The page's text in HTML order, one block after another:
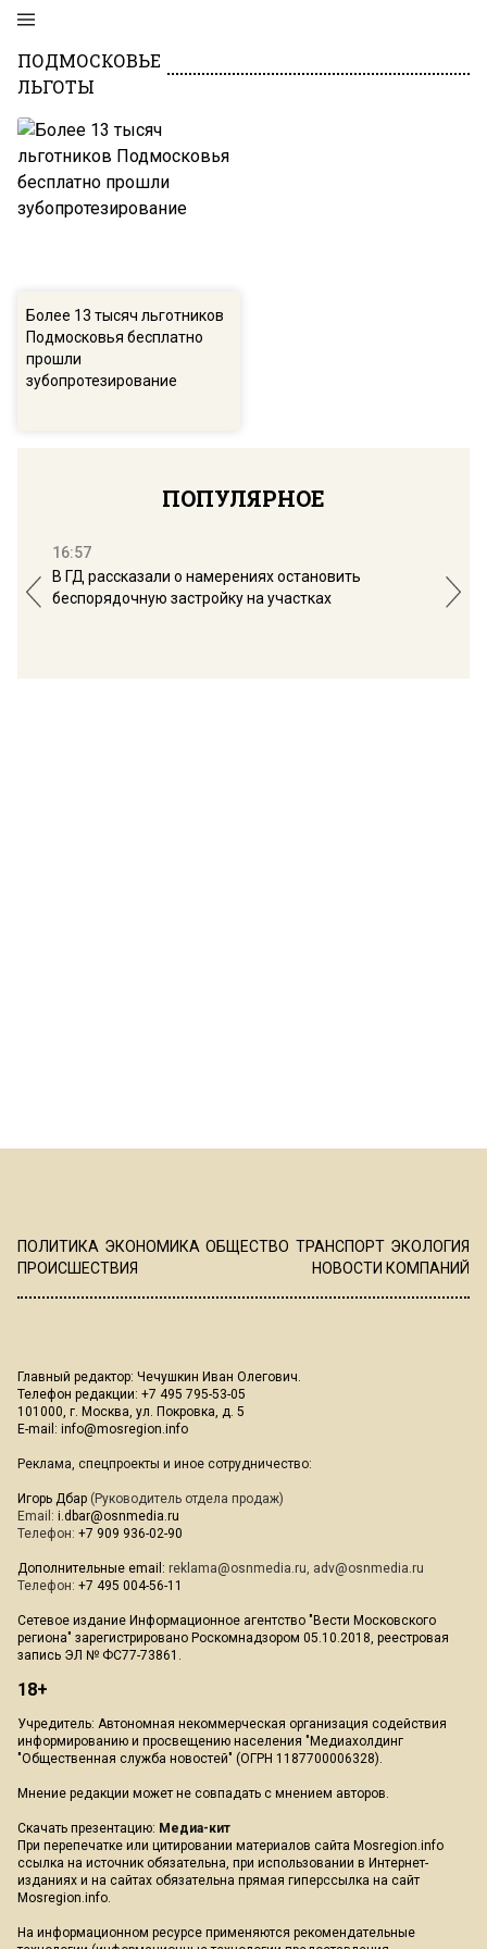
ПОДМОСКОВЬЕ
ЛЬГОТЫ
Более 13 тысяч льготников
Подмосковья бесплатно
прошли
зубопротезирование
ПОПУЛЯРНОЕ
16:57
В ГД рассказали о намерениях остановить
беспорядочную застройку на участках
ПОЛИТИКА ЭКОНОМИКА ОБЩЕСТВО ТРАНСПОРТ ЭКОЛОГИЯ
ПРОИСШЕСТВИЯ
НОВОСТИ КОМПАНИЙ
Главный редактор: Чечушкин Иван Олегович.
Телефон редакции: +7 495 795-53-05
101000, г. Москва, ул. Покровка, д. 5
E-mail: info@mosregion.info
Реклама, спецпроекты и иное сотрудничество:
Игорь Дбар (Руководитель отдела продаж)
Email: i.dbar@osnmedia.ru
Телефон: +7 909 936-02-90
Дополнительные email: reklama@osnmedia.ru, adv@osnmedia.ru
Телефон: +7 495 004-56-11
Сетевое издание Информационное агентство "Вести Московского
региона" зарегистрировано Роскомнадзором 05.10.2018, реестровая
запись ЭЛ № ФС77-73861.
18+
Учредитель: Автономная некоммерческая организация содействия
информированию и просвещению населения "Медиахолдинг
"Общественная служба новостей" (ОГРН 1187700006328).
Мнение редакции может не совпадать с мнением авторов.
Скачать презентацию: Медиа-кит
При перепечатке или цитировании материалов сайта Mosregion.info
ссылка на источник обязательна, при использовании в Интернет-
изданиях и на сайтах обязательна прямая гиперссылка на сайт
Mosregion.info.
На информационном ресурсе применяются рекомендательные